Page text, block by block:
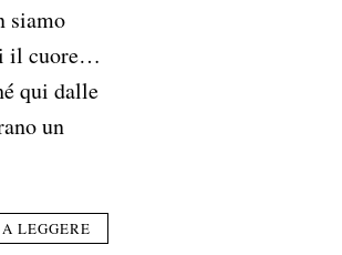
siamo
il cuore…
qui dalle
un
LEGGERE